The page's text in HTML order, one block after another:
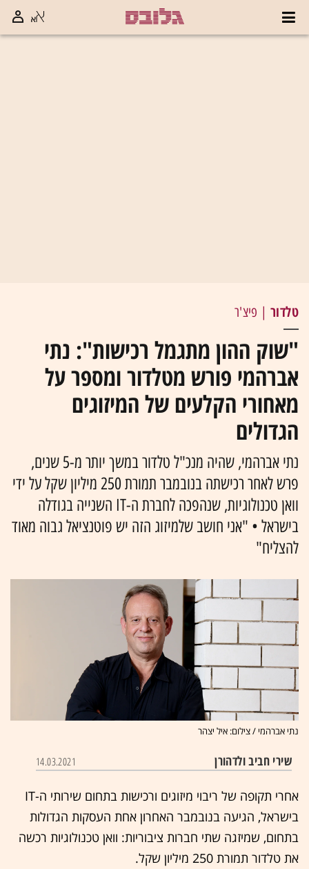
טלדור | פיצ'ר
"שוק ההון מתגמל רכישות": נתי
אברהמי פורש מטלדור ומספר על
מאחורי הקלעים של המיזוגים
הגדולים
נתי אברהמי, שהיה מנכ"ל טלדור במשך יותר מ-5 שנים,
פרש לאחר רכישתה בנובמבר תמורת 250 מיליון שקל על ידי
וואן טכנולוגיות, שנהפכה לחברת ה-IT השנייה בגודלה
בישראל • "אני חושב שלמיזוג הזה יש פוטנציאל גבוה מאוד
להצליח"
נתי אברהמי / צילום: איל יצהר
שירי חביב ולדהורן 14.03.2021
אחרי תקופה של ריבוי מיזוגים ורכישות בתחום שירותי ה-IT
בישראל, הגיעה בנובמבר האחרון אחת העסקות הגדולות
בתחום, שמיזגה שתי חברות ציבוריות: וואן טכנולוגיות רכשה
את טלדור תמורת 250 מיליון שקל.